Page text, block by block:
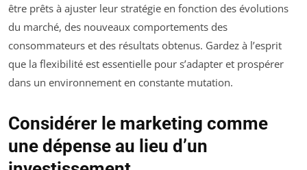
être prêts à ajuster leur stratégie en fonction des évolutions
du marché, des nouveaux comportements des
consommateurs et des résultats obtenus. Gardez à l’esprit
que la flexibilité est essentielle pour s’adapter et prospérer
dans un environnement en constante mutation.
Considérer le marketing comme
une dépense au lieu d’un